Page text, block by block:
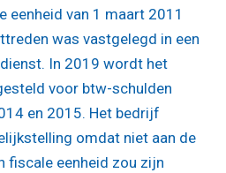
eenheid van 1 maart 2011
was vastgelegd in een
In 2019 wordt het
voor btw-schulden
en 2015. Het bedrijf
omdat niet aan de
fiscale eenheid zou zijn